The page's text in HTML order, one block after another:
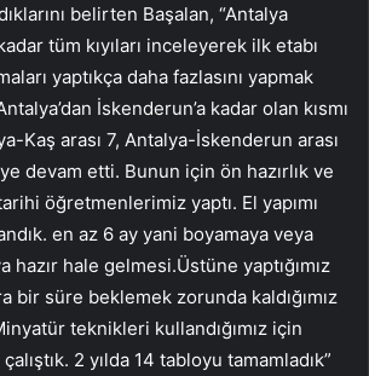
belirten Başalan, “Antalya
tüm kıyıları inceleyerek ilk etabı
yaptıkça daha fazlasını yapmak
İskenderun’a kadar olan kısmı
Kaş arası 7, Antalya-İskenderun arası
devam etti. Bunun için ön hazırlık ve
öğretmenlerimiz yaptı. El yapımı
en az 6 ay yani boyamaya veya
hazır hale gelmesi.Üstüne yaptığımız
bir süre beklemek zorunda kaldığımız
teknikleri kullandığımız için
2 yılda 14 tabloyu tamamladık”